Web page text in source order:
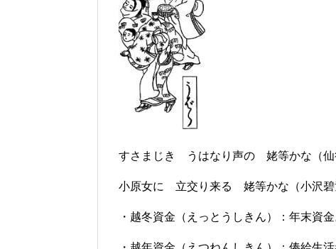
すさまじき うはなり声の 姥等かな（仙
小原女に 立交り来る 姥等かな（小沢碧
・越冬資金（えっとうしきん）：年末資